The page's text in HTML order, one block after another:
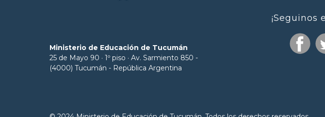
Ministerio de Educación de Tucumán
25 de Mayo 90 · 1º piso · Av. Sarmiento 850 -
(4000) Tucumán - República Argentina
¡Seguinos